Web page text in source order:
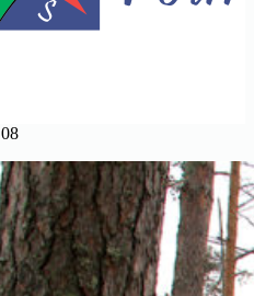
08